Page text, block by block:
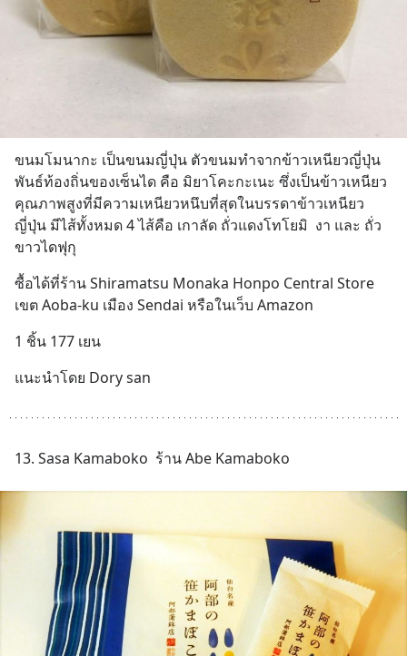
ขนมโมนากะ เป็นขนมญี่ปุ่น ตัวขนมทำจากข้าวเหนียวญี่ปุ่น
พันธ์ท้องถิ่นของเซ็นได คือ มิยาโคะกะเนะ ซึ่งเป็นข้าวเหนียว
คุณภาพสูงที่มีความเหนียวหนึบที่สุดในบรรดาข้าวเหนียว
ญี่ปุ่น มีไส้ทั้งหมด 4 ไส้คือ เกาลัด ถั่วแดงโทโยมิ  งา และ ถั่ว
ขาวไดฟุกุ
ซื้อได้ที่ร้าน Shiramatsu Monaka Honpo Central Store
เขต Aoba-ku เมือง Sendai หรือในเว็บ Amazon
1 ชิ้น 177 เยน
แนะนำโดย Dory san
13. Sasa Kamaboko  ร้าน Abe Kamaboko